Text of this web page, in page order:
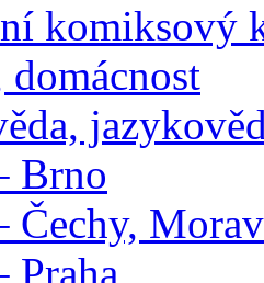
komiksový
Brno
Čechy,
Praha